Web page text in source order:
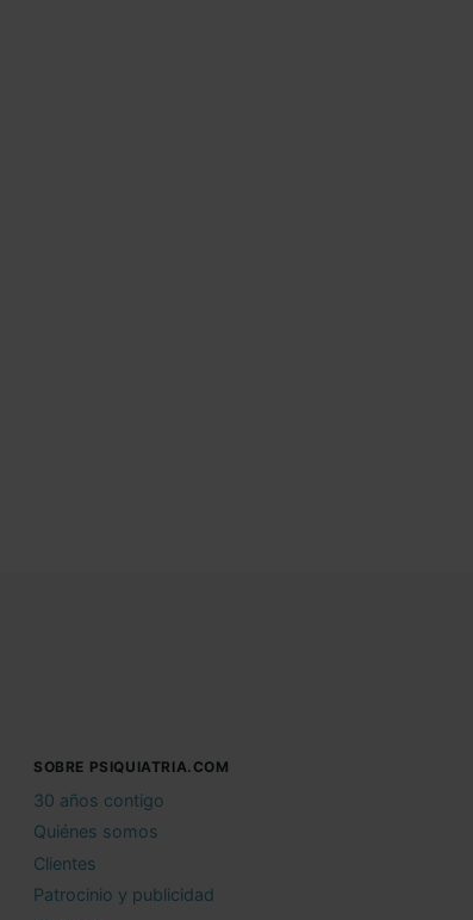
SOBRE PSIQUIATRIA.COM
30 años contigo
Quiénes somos
Clientes
Patrocinio y publicidad